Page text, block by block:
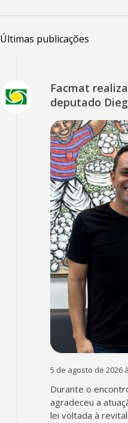
Últimas publicações
Facmat
deputado
5 de agosto de 2026
Durante o
agradeceu a
lei voltada à